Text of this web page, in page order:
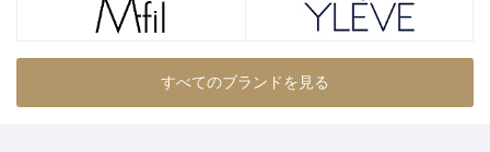
すべてのブランドを見る